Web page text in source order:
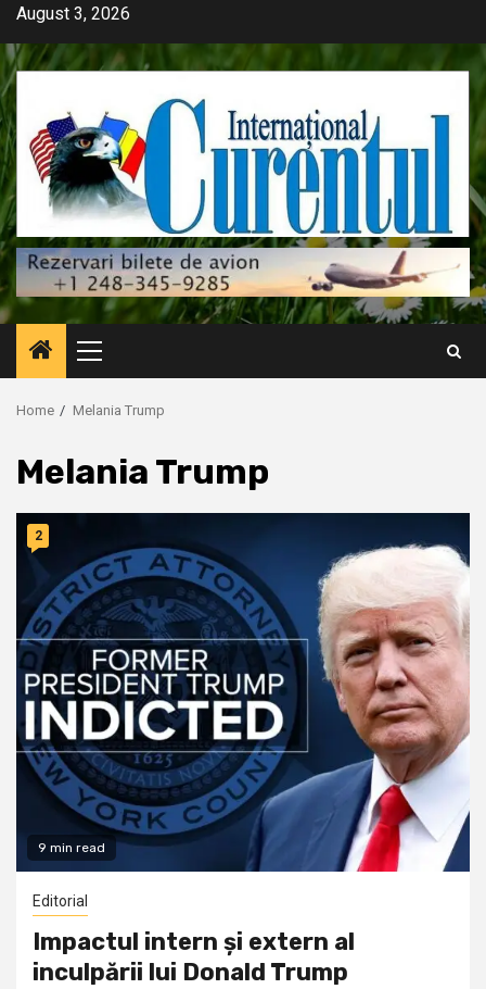
Skip
content
August 3, 2026
Primary
Menu
Home Melania Trump
Melania Trump
9 min read
2
Editorial
Impactul intern și extern al
inculpării lui Donald Trump